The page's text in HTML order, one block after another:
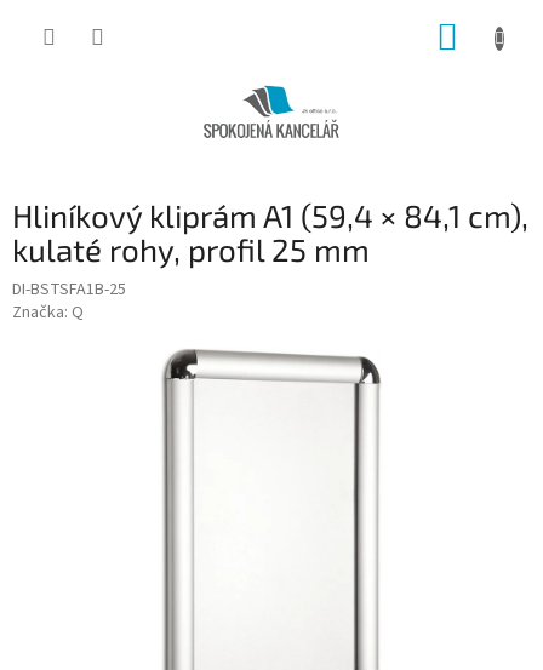
Hliníkový kliprám A1 (59,4 × 84,1 cm),
kulaté rohy, profil 25 mm
DI-BSTSFA1B-25
Značka: Q